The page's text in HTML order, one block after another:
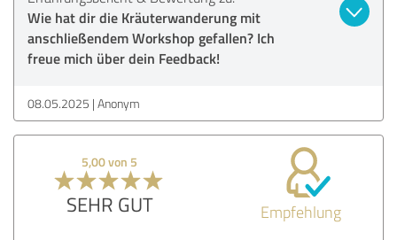
Wie hat dir die Kräuterwanderung mit
anschließendem Workshop gefallen? Ich
freue mich über dein Feedback!
08.05.2025 Anonym
5,00 von 5
SEHR GUT Empfehlung